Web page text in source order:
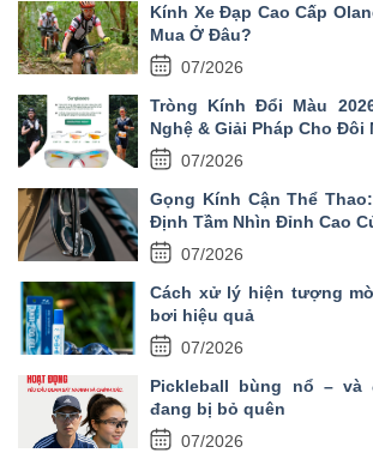
Kính Xe Đạp Cao Cấp
Mua Ở Đâu?
07/2026
Tròng Kính Đổi Màu
Nghệ & Giải Pháp Cho Đôi
07/2026
Gọng Kính Cận Thể
Định Tầm Nhìn Đỉnh Cao
07/2026
Cách xử lý hiện tượng
bơi hiệu quả
07/2026
Pickleball bùng nổ – và
đang bị bỏ quên
07/2026